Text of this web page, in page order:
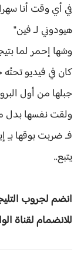
في أي وقت أنا
هيودوني لـ فين"
وشها إحمر لما
كان في فيديو
جبلها من أول
ولقت نفسها بدل
فـ ضربت بوقها بـِ
يتبع..
انضم لجروب ا
للانضمام لقناة